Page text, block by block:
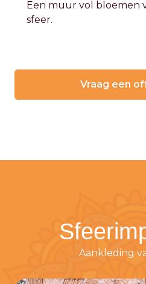
Een muur vol bloemen
sfeer.
Vraag een
Aankleding